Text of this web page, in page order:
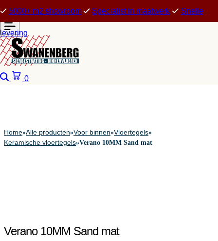
5000+ m2 showroom Specialist in maatwerk Snelle
levering
Zoeken
0
Home»Alle producten»Voor binnen»Vloertegels»
Keramische vloertegels»Verano 10MM Sand mat
Verano 10MM Sand mat